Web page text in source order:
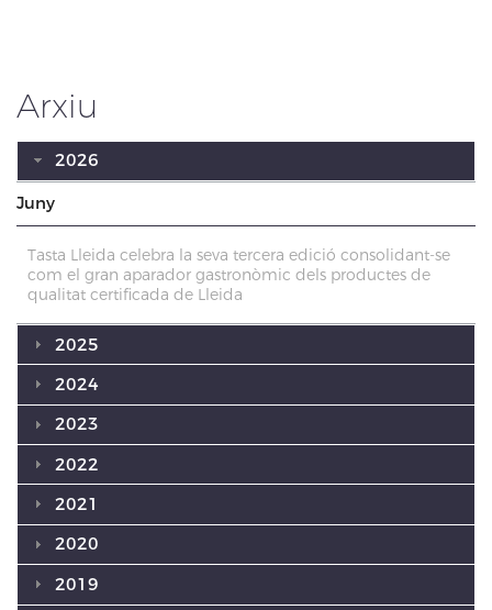
Arxiu
2026
Juny
Tasta Lleida celebra la seva tercera edició consolidant-se
com el gran aparador gastronòmic dels productes de
qualitat certificada de Lleida
2025
2024
2023
2022
2021
2020
2019